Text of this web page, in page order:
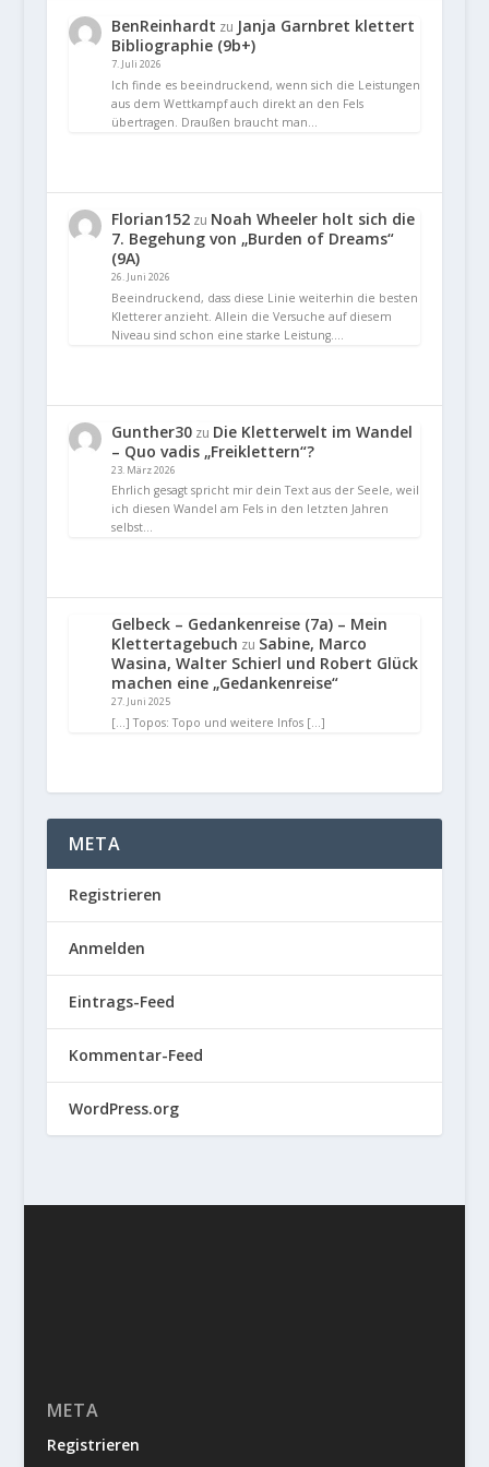
BenReinhardt zu Janja Garnbret klettert
Bibliographie (9b+)
7. Juli 2026
Ich finde es beeindruckend, wenn sich die Leistungen
aus dem Wettkampf auch direkt an den Fels
übertragen. Draußen braucht man…
Florian152zu Noah Wheeler holt sich die
7. Begehung von „Burden of Dreams“
(9A)
26. Juni 2026
Beeindruckend, dass diese Linie weiterhin die besten
Kletterer anzieht. Allein die Versuche auf diesem
Niveau sind schon eine starke Leistung.…
Gunther30zu Die Kletterwelt im Wandel
– Quo vadis „Freiklettern“?
23. März 2026
Ehrlich gesagt spricht mir dein Text aus der Seele, weil
ich diesen Wandel am Fels in den letzten Jahren
selbst…
Gelbeck – Gedankenreise (7a) – Mein
Klettertagebuch zu Sabine, Marco
Wasina, Walter Schierl und Robert Glück
machen eine „Gedankenreise“
27. Juni 2025
[…] Topos: Topo und weitere Infos […]
META
Registrieren
Anmelden
Eintrags-Feed
Kommentar-Feed
WordPress.org
META
Registrieren